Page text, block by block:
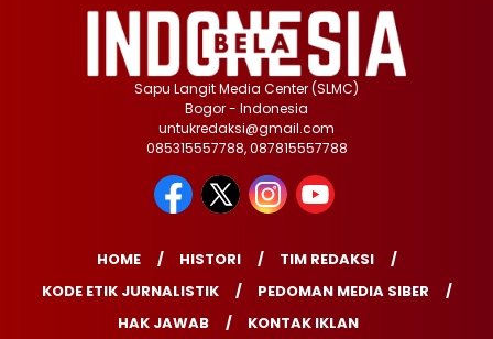
Sapu Langit Media Center (SLMC)
Bogor - Indonesia
untukredaksi@gmail.com
085315557788, 087815557788
HOME HISTORI
TIM REDAKSI
KODE ETIK JURNALISTIK
PEDOMAN MEDIA SIBER
HAK JAWAB
KONTAK IKLAN